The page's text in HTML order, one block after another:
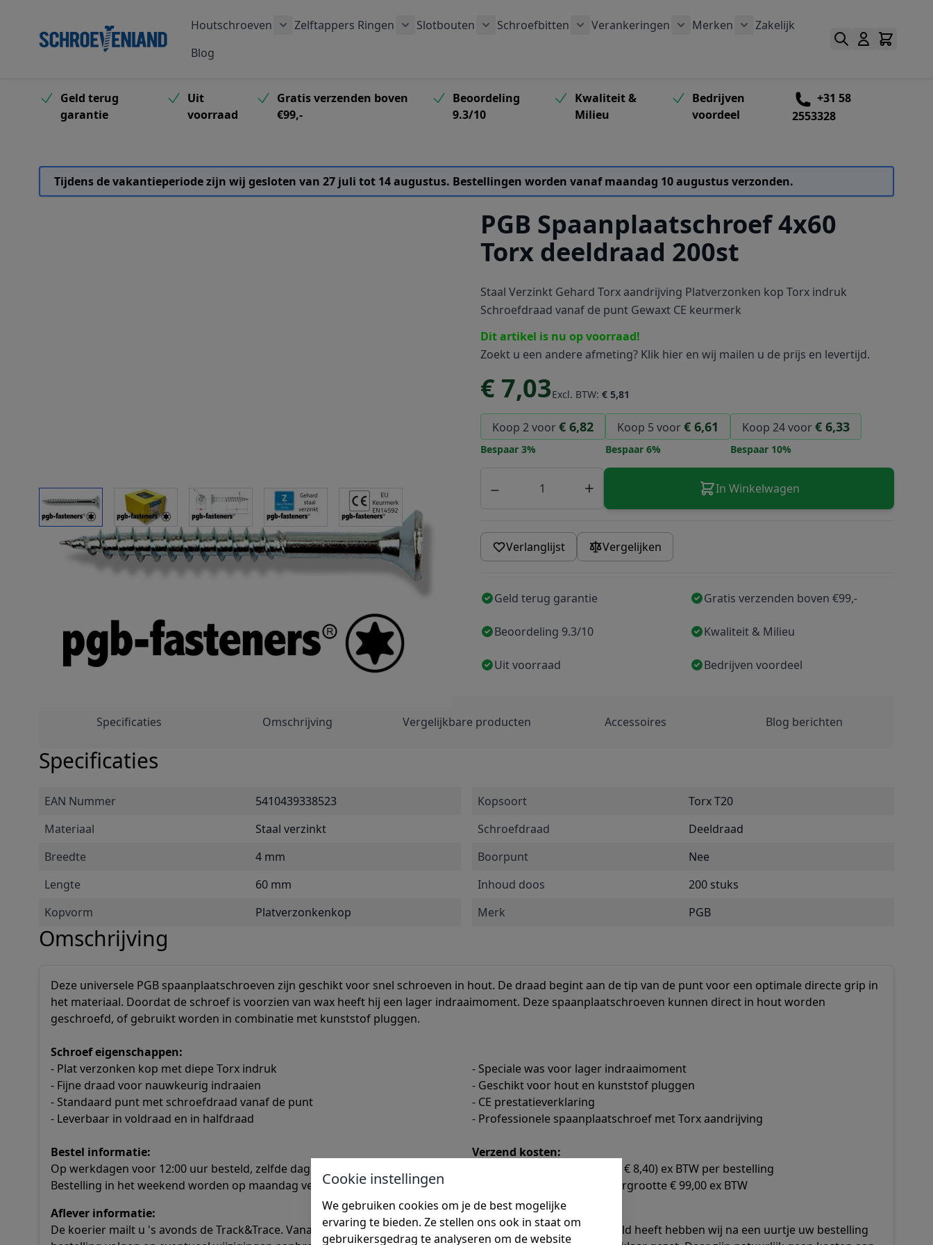
Houtschroeven
Zelftappers Ringen
Slotbouten
Schroefbitten
Verankeringen
Toon submenu voor Verankeringen categorie
Merken
Toon submenu voor Merken
Zakelijk
Blog
Geld terug
garantie
Uit
voorraad
Gratis verzenden boven
€99,-
Beoordeling
9.3/10
Kwaliteit &
Milieu
Bedrijven
voordeel
+31 58
2553328
Tijdens de vakantieperiode zijn wij gesloten van 27 juli tot 14 augustus. Bestellingen worden vanaf maandag 10 augustus verzonden.
PGB Spaanplaatschroef 4x60
Torx deeldraad 200st
View larger imageView larger imageView larger imageView larger imageView larger image
Staal Verzinkt Gehard Torx aandrijving Platverzonken kop Torx indruk
Schroefdraad vanaf de punt Gewaxt CE keurmerk
Dit artikel is nu op voorraad!
Zoekt u een andere afmeting? Klik hier en wij mailen u de prijs en levertijd.
€ 7,03Excl. BTW: € 5,81
Koop 2 voor€ 6,82
Bespaar 3%
Koop 5 voor€ 6,61
Bespaar 6%
Koop 24 voor€ 6,33
Bespaar 10%
− + In Winkelwagen
Verlanglijst Vergelijken
Geld terug garantie Gratis verzenden boven €99,-
Beoordeling 9.3/10 Kwaliteit & Milieu
Uit voorraad Bedrijven voordeel
Specificaties Omschrijving Vergelijkbare producten Accessoires Blog berichten
Specificaties
EAN Nummer
5410439338523
Materiaal
Staal verzinkt
Breedte
4 mm
Lengte
60 mm
Kopvorm
Platverzonkenkop
Kopsoort
Torx T20
Schroefdraad
Deeldraad
Boorpunt
Nee
Inhoud doos
200 stuks
Merk
PGB
Omschrijving
Deze universele PGB spaanplaatschroeven zijn geschikt voor snel schroeven in hout. De draad begint aan de tip van de punt voor een optimale directe grip in
het materiaal. Doordat de schroef is voorzien van wax heeft hij een lager indraaimoment. Deze spaanplaatschroeven kunnen direct in hout worden
geschroefd, of gebruikt worden in combinatie met kunststof pluggen.
Schroef eigenschappen:
- Plat verzonken kop met diepe Torx indruk
- Fijne draad voor nauwkeurig indraaien
- Standaard punt met schroefdraad vanaf de punt
- Leverbaar in voldraad en in halfdraad
- Speciale was voor lager indraaimoment
- Geschikt voor hout en kunststof pluggen
- CE prestatieverklaring
- Professionele spaanplaatschroef met Torx aandrijving
Bestel informatie:
Op werkdagen voor 12:00 uur besteld, zelfde dag verstuurd
Bestelling in het weekend worden op maandag verstuurd
Verzend kosten:
Verzendkosten NL € 5,95 (BE € 8,40) ex BTW per bestelling
Gratis verzenden vanaf ordergrootte € 99,00 ex BTW
Aflever informatie:
De koerier mailt u 's avonds de Track&Trace. Vanaf dat moment kan u uw
Afhalen:
Nadat u uw schroeven besteld heeft hebben wij na een uurtje uw bestelling
Cookie instellingen
We gebruiken cookies om je de best mogelijke
ervaring te bieden. Ze stellen ons ook in staat om
gebruikersgedrag te analyseren om de website